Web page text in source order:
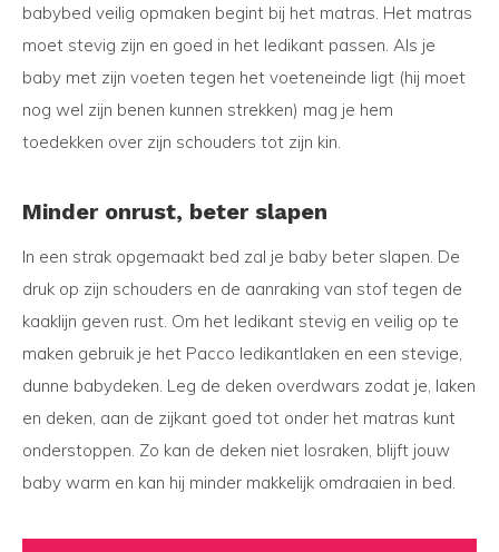
babybed veilig opmaken begint bij het matras. Het matras
moet stevig zijn en goed in het ledikant passen. Als je
baby met zijn voeten tegen het voeteneinde ligt (hij moet
nog wel zijn benen kunnen strekken) mag je hem
toedekken over zijn schouders tot zijn kin.
Minder onrust, beter slapen
In een strak opgemaakt bed zal je baby beter slapen. De
druk op zijn schouders en de aanraking van stof tegen de
kaaklijn geven rust. Om het ledikant stevig en veilig op te
maken gebruik je het Pacco ledikantlaken en een stevige,
dunne babydeken. Leg de deken overdwars zodat je, laken
en deken, aan de zijkant goed tot onder het matras kunt
onderstoppen. Zo kan de deken niet losraken, blijft jouw
baby warm en kan hij minder makkelijk omdraaien in bed.